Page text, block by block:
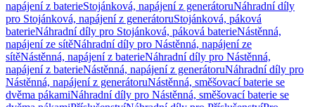
napájení z baterieStojánková, napájení z generátoruNáhradní díly
pro Stojánková, napájení z generátoruStojánková, páková
baterieNáhradní díly pro Stojánková, páková baterieNástěnná,
napájení ze sítěNáhradní díly pro Nástěnná, napájení ze
sítěNástěnná, napájení z baterieNáhradní díly pro Nástěnná,
napájení z baterieNástěnná, napájení z generátoruNáhradní díly pro
Nástěnná, napájení z generátoruNástěnná, směšovací baterie se
dvěma pákamiNáhradní díly pro Nástěnná, směšovací baterie se